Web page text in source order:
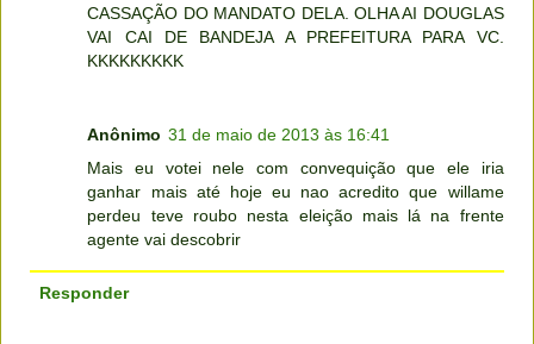
CASSAÇÃO DO MANDATO DELA. OLHA AI DOUGLAS
VAI CAI DE BANDEJA A PREFEITURA PARA VC.
KKKKKKKKK
Anônimo 31 de maio de 2013 às 16:41
Mais eu votei nele com convequição que ele iria
ganhar mais até hoje eu nao acredito que willame
perdeu teve roubo nesta eleição mais lá na frente
agente vai descobrir
Responder